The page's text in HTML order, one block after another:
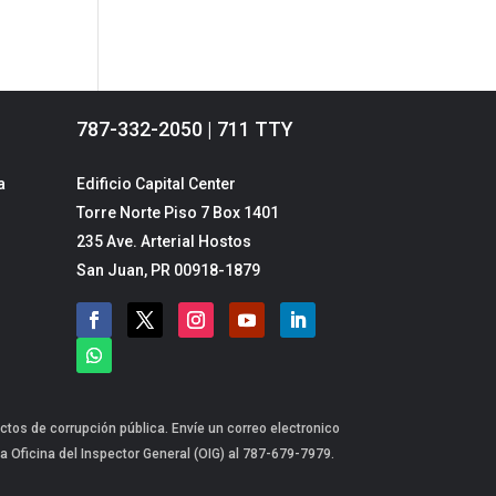
787-332-2050 | 711 TTY
Edificio Capital Center
Torre Norte Piso 7 Box 1401
235 Ave. Arterial Hostos
San Juan, PR 00918-1879
de corrupción pública. Envíe un correo electronico
del Inspector General (OIG) al 787-679-7979.